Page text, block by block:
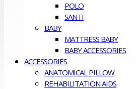
POLO
SANTI
BABY
MATTRESS BABY
BABY ACCESSORIES
ACCESSORIES
ANATOMICAL PILLOW
REHABILITATION AIDS